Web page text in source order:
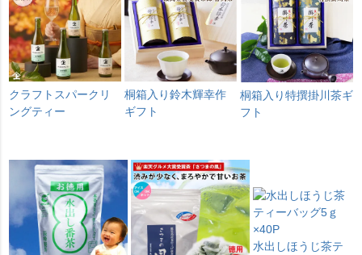
クラフトスパークリ
ングティー
桐箱入り鈴木輝幸作
ギフト
桐箱入り特撰掛川茶ギ
フト
水出しほうじ茶テ